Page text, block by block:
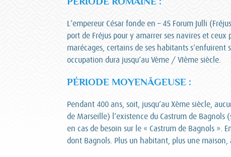
L’empereur César fonde en – 45 Forum Julli
port de Fréjus pour y amarrer ses navires et
marécages, certains de ses habitants
occupation dura jusqu’au Vème / VIème siècle.
PÉRIODE MOYENÂGEUSE :
Pendant 400 ans, soit, jusqu’au Xème siècle,
de Marseille) l’existence du Castrum de
en cas de besoin sur le « Castrum de Bagnols ».
dont Bagnols. Plus un habitant, plus une maison,